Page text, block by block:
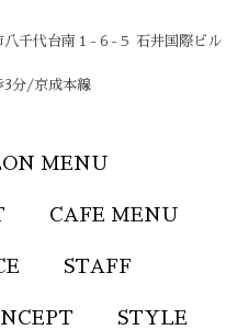
八千代台南１-６-５ 石井国際ビル
3分/京成本線
MENU
CAFE MENU
STAFF
STYLE